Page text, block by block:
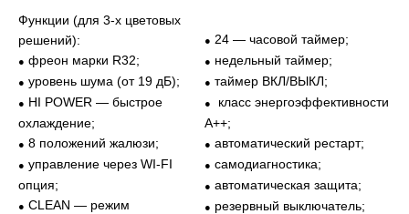
Функции (для 3-х цветовых
решений):
● фреон марки R32;
● уровень шума (от 19 дБ);
● HI POWER — быстрое
охлаждение;
● 8 положений жалюзи;
● управление через WI-FI
опция;
● CLEAN — режим
● 24 — часовой таймер;
● недельный таймер;
● таймер ВКЛ/ВЫКЛ;
●
класс энергоэффективности
A++;
● автоматический рестарт;
● самодиагностика;
● автоматическая защита;
● резервный выключатель;